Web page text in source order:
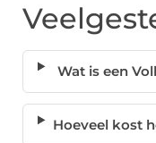
Wat is een
Hoeveel kost